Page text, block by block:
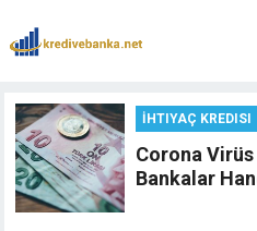
İHTIYAÇ KREDISI
Corona
Bankalar